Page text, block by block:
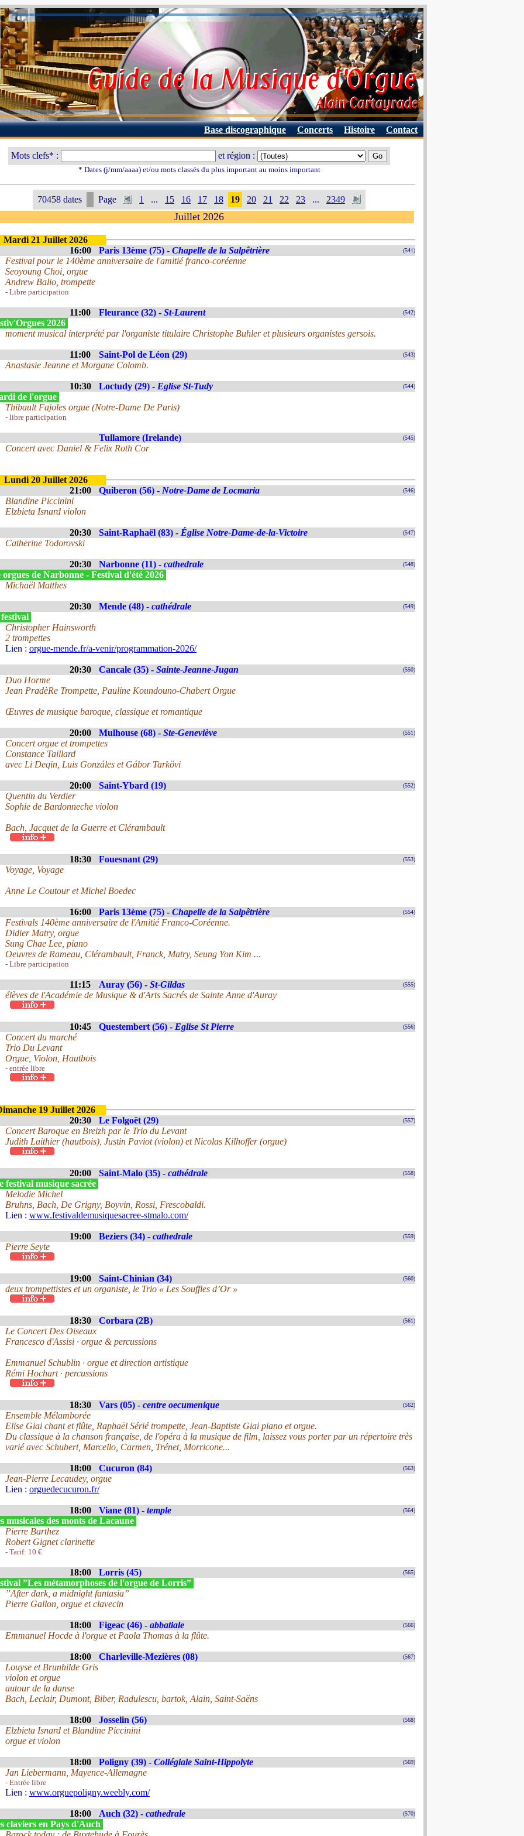
Base discographique Concerts Histoire Contact
Mots clefs* : et région :
* Dates (j/mm/aaaa) et/ou mots classés du plus important au moins important
70458 dates Page 1 ... 15 16 17 18 19 20 21 22 23 ... 2349
Juillet 2026
Mardi 21 Juillet 2026
16:00
Paris 13ème (75) - Chapelle de la Salpêtrière (541)
Festival pour le 140ème anniversaire de l'amitié franco-coréenne
Seoyoung Choi, orgue
Andrew Balio, trompette
- Libre participation
11:00 Fleurance (32) - St-Laurent (542)
2026
moment musical interprété par l'organiste titulaire Christophe Buhler et plusieurs organistes gersois.
11:00 Saint-Pol de Léon (29) (543)
Anastasie Jeanne et Morgane Colomb.
10:30 Loctudy (29) - Eglise St-Tudy (544)
de l'orgue
Thibault Fajoles orgue (Notre-Dame De Paris)
- libre participation
Tullamore (Irelande) (545)
Concert avec Daniel & Felix Roth Cor
Lundi 20 Juillet 2026
21:00
Quiberon (56) - Notre-Dame de Locmaria (546)
Blandine Piccinini
Elzbieta Isnard violon
20:30 Saint-Raphaël (83) - Église Notre-Dame-de-la-Victoire (547)
Catherine Todorovski
20:30 Narbonne (11) - cathedrale (548)
de Narbonne - Festival d'été 2026
Michaël Matthes
20:30 Mende (48) - cathédrale (549)
Christopher Hainsworth
2 trompettes
Lien : orgue-mende.fr/a-venir/programmation-2026/
20:30 Cancale (35) - Sainte-Jeanne-Jugan (550)
Duo Horme
Jean PradèRe Trompette, Pauline Koundouno-Chabert Orgue
Œuvres de musique baroque, classique et romantique
20:00 Mulhouse (68) - Ste-Geneviève (551)
Concert orgue et trompettes
Constance Taillard
avec Li Deqin, Luis Gonzáles et Gábor Tarkövi
20:00 Saint-Ybard (19) (552)
Quentin du Verdier
Sophie de Bardonneche violon
Bach, Jacquet de la Guerre et Clérambault
18:30 Fouesnant (29) (553)
Voyage, Voyage
Anne Le Coutour et Michel Boedec
16:00 Paris 13ème (75) - Chapelle de la Salpêtrière (554)
Festivals 140ème anniversaire de l'Amitié Franco-Coréenne.
Didier Matry, orgue
Sung Chae Lee, piano
Oeuvres de Rameau, Clérambault, Franck, Matry, Seung Yon Kim ...
- Libre participation
11:15 Auray (56) - St-Gildas (555)
élèves de l'Académie de Musique & d'Arts Sacrés de Sainte Anne d'Auray
10:45 Questembert (56) - Eglise St Pierre (556)
Concert du marché
Trio Du Levant
Orgue, Violon, Hautbois
- entrée libre
19 Juillet 2026
20:30
Le Folgoët (29) (557)
Concert Baroque en Breizh par le Trio du Levant
Judith Laithier (hautbois), Justin Paviot (violon) et Nicolas Kilhoffer (orgue)
20:00 Saint-Malo (35) - cathédrale (558)
festival musique sacrée
Melodie Michel
Bruhns, Bach, De Grigny, Boyvin, Rossi, Frescobaldi.
Lien : www.festivaldemusiquesacree-stmalo.com/
19:00 Beziers (34) - cathedrale (559)
Pierre Seyte
19:00 Saint-Chinian (34) (560)
deux trompettistes et un organiste, le Trio « Les Souffles d’Or »
18:30 Corbara (2B) (561)
Le Concert Des Oiseaux
Francesco d'Assisi · orgue & percussions
Emmanuel Schublin · orgue et direction artistique
Rémi Hochart · percussions
18:30 Vars (05) - centre oecumenique (562)
Ensemble Mélamborée
Elise Giai chant et flûte, Raphaël Sérié trompette, Jean-Baptiste Giai piano et orgue.
Du classique à la chanson française, de l'opéra à la musique de film, laissez vous porter par un répertoire très
varié avec Schubert, Marcello, Carmen, Trénet, Morricone...
18:00 Cucuron (84) (563)
Jean-Pierre Lecaudey, orgue
Lien : orguedecucuron.fr/
18:00 Viane (81) - temple (564)
musicales des monts de Lacaune
Pierre Barthez
Robert Gignet clarinette
- Tarif: 10 €
18:00 Lorris (45) (565)
”Les métamorphoses de l'orgue de Lorris”
”After dark, a midnight fantasia”
Pierre Gallon, orgue et clavecin
18:00 Figeac (46) - abbatiale (566)
Emmanuel Hocde à l'orgue et Paola Thomas à la flûte.
18:00 Charleville-Mezières (08) (567)
Louyse et Brunhilde Gris
violon et orgue
autour de la danse
Bach, Leclair, Dumont, Biber, Radulescu, bartok, Alain, Saint-Saëns
18:00 Josselin (56) (568)
Elzbieta Isnard et Blandine Piccinini
orgue et violon
18:00 Poligny (39) - Collégiale Saint-Hippolyte (569)
Jan Liebermann, Mayence-Allemagne
- Entrée libre
Lien : www.orguepoligny.weebly.com/
18:00 Auch (32) - cathedrale (570)
claviers en Pays d'Auch